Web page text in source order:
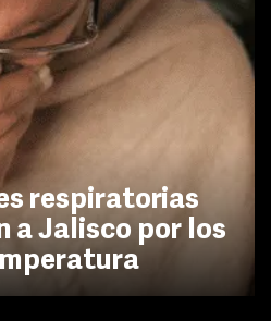
respiratorias
a Jalisco por los